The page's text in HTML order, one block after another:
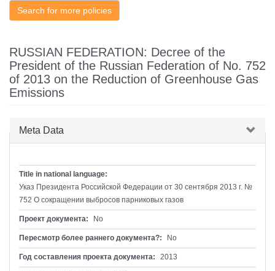
Search for more policies
RUSSIAN FEDERATION: Decree of the
President of the Russian Federation of No. 752
of 2013 on the Reduction of Greenhouse Gas
Emissions
Скрыть
Meta Data
Title in national language:
Указ Президента Российской Федерации от 30 сентября 2013 г. №
752 О сокращении выбросов парниковых газов
Проект документа: No
Пересмотр более раннего документа?: No
Год составления проекта документа: 2013